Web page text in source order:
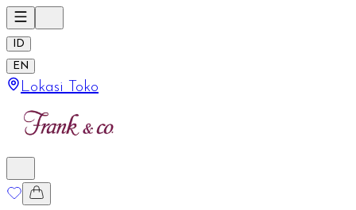
ID
EN
Lokasi Toko